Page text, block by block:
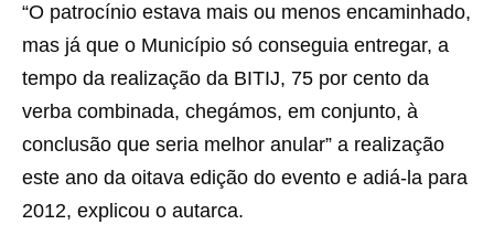
“O patrocínio estava mais ou menos encaminhado,
mas já que o Município só conseguia entregar, a
tempo da realização da BITIJ, 75 por cento da
verba combinada, chegámos, em conjunto, à
conclusão que seria melhor anular” a realização
este ano da oitava edição do evento e adiá-la para
2012, explicou o autarca.